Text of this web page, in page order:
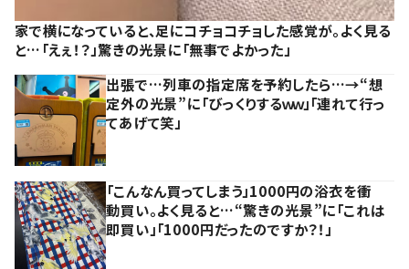
家で横になっていると、足にコチョコチョした感覚が。よく見る
と…「えぇ！？」驚きの光景に「無事でよかった」
出張で…列車の指定席を予約したら…→“想
定外の光景”に「びっくりするｗｗ」「連れて行っ
てあげて笑」
「こんなん買ってしまう」1000円の浴衣を衝
動買い。よく見ると…“驚きの光景”に「これは
即買い」「1000円だったのですか？！」